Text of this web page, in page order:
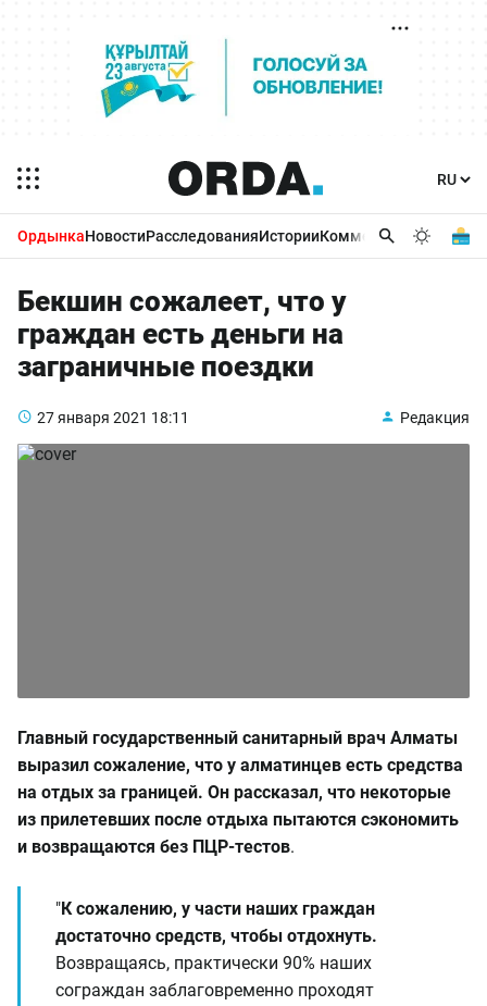
ОрдынкаНовостиРасследованияИсторииКомментарииБизнес
Бекшин сожалеет, что у
граждан есть деньги на
заграничные поездки
27 января 2021 18:11 Редакция
Главный государственный санитарный врач Алматы
выразил сожаление, что у алматинцев есть средства
на отдых за границей. Он рассказал, что некоторые
из прилетевших после отдыха пытаются сэкономить
и возвращаются без ПЦР-тестов.
"К сожалению, у части наших граждан
достаточно средств, чтобы отдохнуть.
Возвращаясь, практически 90% наших
сограждан заблаговременно проходят